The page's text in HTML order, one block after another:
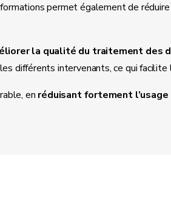
permet également de réduire
la qualité du traitement des
différents intervenants, ce qui facilite
en réduisant fortement l’usage